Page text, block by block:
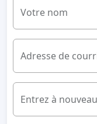
Votre nom
Adresse de
Entrez à